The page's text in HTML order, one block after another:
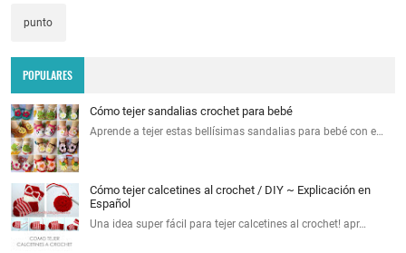
punto
POPULARES
Cómo tejer sandalias crochet para bebé
Aprende a tejer estas bellísimas sandalias para bebé con e…
Cómo tejer calcetines al crochet / DIY ~ Explicación en
Español
Una idea super fácil para tejer calcetines al crochet! apr…